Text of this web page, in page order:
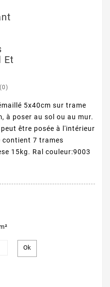
Et
5x40cm sur trame
à poser au sol ou au mur.
être posée à l'intérieur
contient 7 trames
15kg. Ral couleur:9003